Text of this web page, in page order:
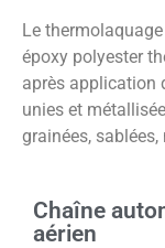
Le
époxy polyester
après application
unies et
grainées,
Chaîne
aérien